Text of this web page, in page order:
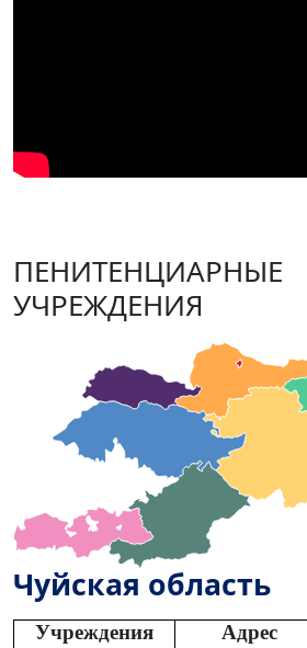
ПЕНИТЕНЦИАРНЫЕ
УЧРЕЖДЕНИЯ
Чуйская область
Учреждения Адрес